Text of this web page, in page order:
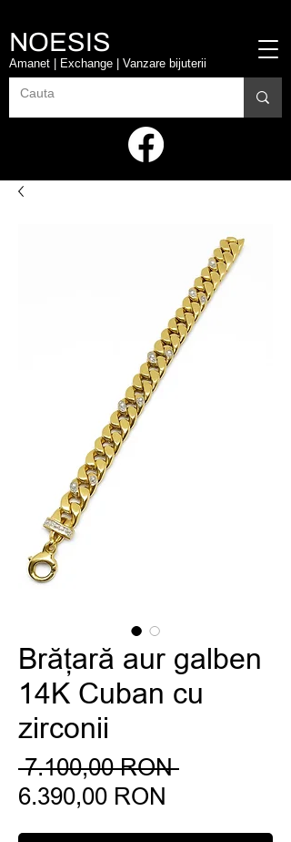
NOESIS
Amanet | Exchange | Vanzare bijuterii
Brățară aur galben
14K Cuban cu
zirconii
7.100,00 RON Preț
6.390,00 RON